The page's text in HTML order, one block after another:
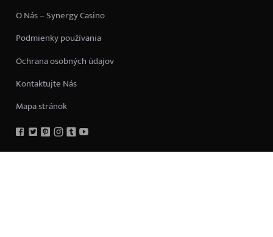
O Nás – Synergy Casino
Podmienky používania
Ochrana osobných údajov
Kontaktujte Nás
Mapa stránok